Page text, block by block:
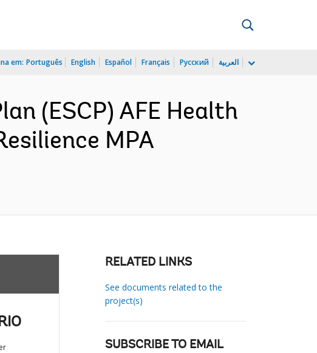
em: Português English Español Français Русский العربية
(ESCP) AFE Health
MPA
RELATED LINKS
See documents related to the
project(s)
SUBSCRIBE TO EMAIL